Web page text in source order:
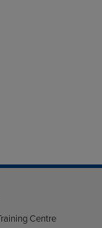
Centre